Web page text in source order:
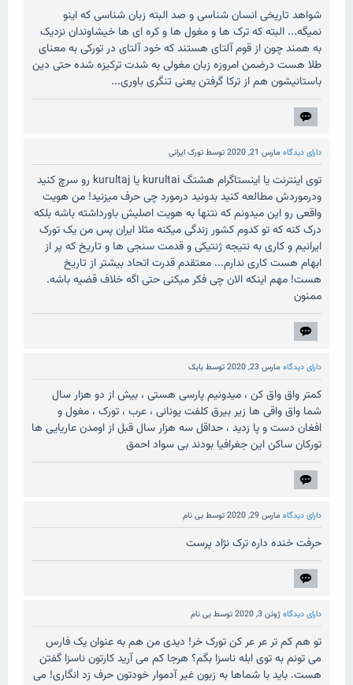
شواهد تاریخی انسان شناسی و صد البته زبان شناسی که اینو
نمیگه... البته که ترک ها و مغول ها و کره ای ها خیشاوندان نزدیک
به همند چون از قوم آلتای هستند که خود آلتای در تورکی به معنای
طلا هست درضمن امروزه زبان مغولی به شدت ترکیزه شده حتی دین
باستانیشون هم از ترکا گرفتن یعنی تنگری باوری...
دارای دیدگاه مارس 21, 2020 توسطتورک ایرانی
توی اینترنت یا اینستاگرام هشتگ kurultai یا kurultaj رو سرچ کنید
ودرموردش مطالعه کنید بدونید درمورد چی حرف میزنید! من هویت
واقعی رو این میدونم که نتنها به هویت اصلیش باورداشته باشه بلکه
درک کنه که تو کدوم کشور زندگی میکنه مثلا ایران پس من یک تورک
ایرانیم و کاری به نتیجه ژنتیکی و قدمت سنجی ها و تاریخ که پر از
ابهام هست کاری ندارم... معتقدم قدرت اتحاد بیشتر از تاریخ
هست! مهم اینکه الان چی فکر میکنی حتی اگه خلاف قضیه باشه.
ممنون
دارای دیدگاه مارس 23, 2020 توسطبابک
کمتر واق واق کن ، میدونیم پارسی هستی ، بیش از دو هزار سال
شما واق واقی ها زیر بیرق کلفت یونانی ، عرب ، تورک ، مغول و
افغان دست و پا زدید ، حداقل سه هزار سال قبل از اومدن عاریایی ها
تورکان ساکن این جغرافیا بودند بی سواد احمق
دارای دیدگاه مارس 29, 2020 توسطبی نام
حرفت خنده داره ترک نژاد پرست
دارای دیدگاهژوئن 3, 2020 توسطبی نام
تو هم کم تر عر عر کن تورک خر! دیدی من هم به عنوان یک فارس
می تونم به توی ابله ناسزا بگم؟ هرجا کم می آرید کارتون ناسزا گفتن
هست. باید با شماها به زبون غیر آدموار خودتون حرف زد انگاری! می